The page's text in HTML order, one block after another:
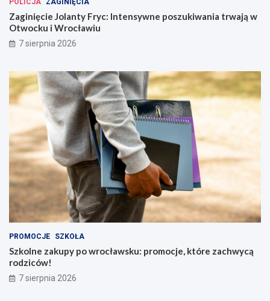
POLICJA ZAGINIĘCIA
Zaginięcie Jolanty Fryc: Intensywne poszukiwania trwają w
Otwocku i Wrocławiu
7 sierpnia 2026
PROMOCJE SZKOŁA
Szkolne zakupy po wrocławsku: promocje, które zachwycą
rodziców!
7 sierpnia 2026